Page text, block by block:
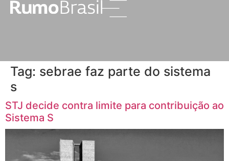
Tag: sebrae faz parte do sistema
s
STJ decide contra limite para contribuição ao
Sistema S